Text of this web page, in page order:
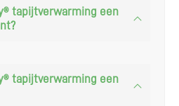
tapijtverwarming een
tapijtverwarming een
zijn wij gesloten van
14 augustus. Het is
te bestellen, maar houd